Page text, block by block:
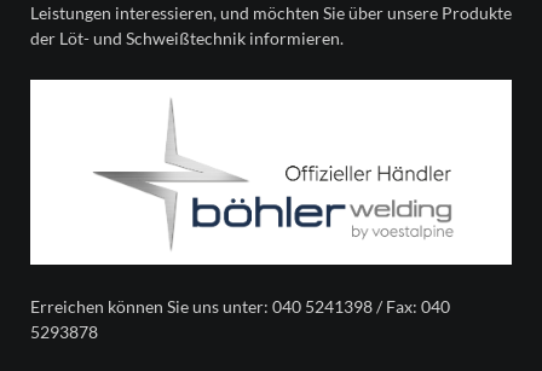
Leistungen interessieren, und möchten Sie über unsere Produkte
der Löt- und Schweißtechnik informieren.
Erreichen können Sie uns unter: 040 5241398 / Fax: 040
5293878